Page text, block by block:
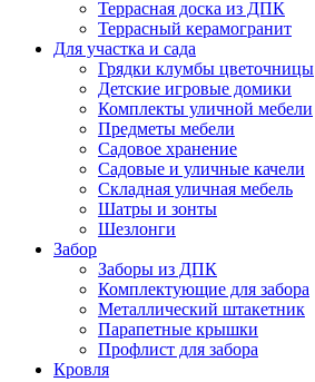
Террасная доска из ДПК
Террасный керамогранит
Для участка и сада
Грядки клумбы цветочницы
Детские игровые домики
Комплекты уличной мебели
Предметы мебели
Садовое хранение
Садовые и уличные качели
Складная уличная мебель
Шатры и зонты
Шезлонги
Забор
Заборы из ДПК
Комплектующие для забора
Металлический штакетник
Парапетные крышки
Профлист для забора
Кровля